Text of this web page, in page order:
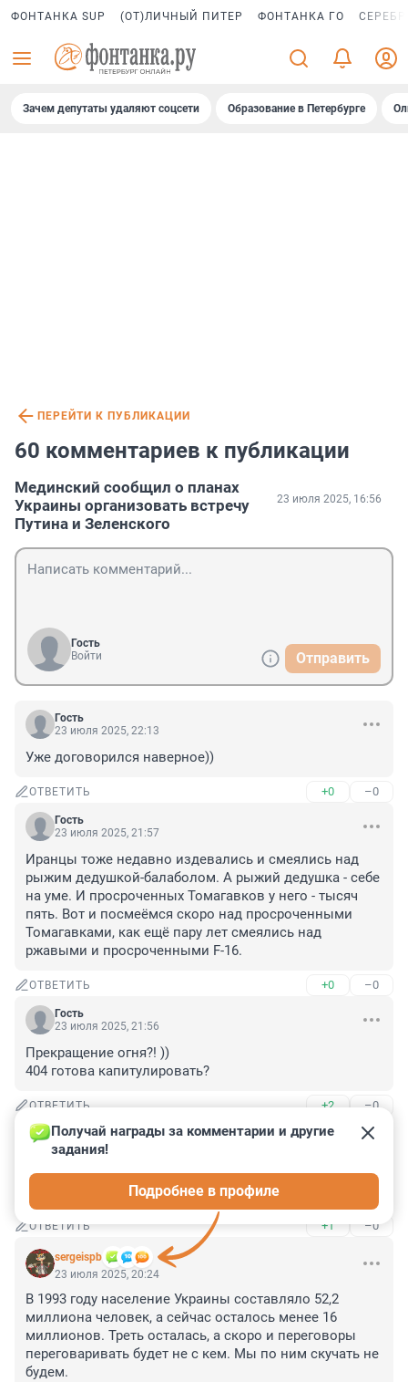
ФОНТАНКА SUP (ОТ)ЛИЧНЫЙ ПИТЕР ФОНТАНКА ГО
Зачем депутаты удаляют соцсети Образование в Петербурге
ПЕРЕЙТИ К ПУБЛИКАЦИИ
60 комментариев к публикации
Мединский сообщил о планах
Украины организовать встречу
Путина и Зеленского
23 июля 2025, 16:56
Гость
Войти
Отправить
Гость
23 июля 2025, 22:13
Уже договорился наверное))
ОТВЕТИТЬ +0 –0
Гость
23 июля 2025, 21:57
Иранцы тоже недавно издевались и смеялись над
рыжим дедушкой-балаболом. А рыжий дедушка - себе
на уме. И просроченных Томагавков у него - тысяч
пять. Вот и посмеёмся скоро над просроченными
Томагавками, как ещё пару лет смеялись над
ржавыми и просроченными F-16.
ОТВЕТИТЬ +0 –0
Гость
23 июля 2025, 21:56
Прекращение огня?! ))
404 готова капитулировать?
ОТВЕТИТЬ +2 –0
Гость
23 июля 2025, 20:59
Хотят Минск-3. Говорят, умного человека можно
обмануть только один раз. А дурака?
ОТВЕТИТЬ +1 –0
sergeispb
Получай награды за комментарии и другие
задания!
Подробнее в профиле
23 июля 2025, 20:24
В 1993 году население Украины составляло 52,2
миллиона человек, а сейчас осталось менее 16
миллионов. Треть осталась, а скоро и переговоры
переговаривать будет не с кем. Мы по ним скучать не
будем.